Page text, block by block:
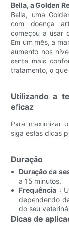
Bella, a Golden
Bella, uma
com doença
começou a usar
Em um mês, a
aumento nos
sente mais
tratamento, o
Utilizando a
eficaz
Para maximizar
siga estas dicas
Duração
Duração da
a 15 minutos.
Frequência :
dependendo
do seu
Dicas de